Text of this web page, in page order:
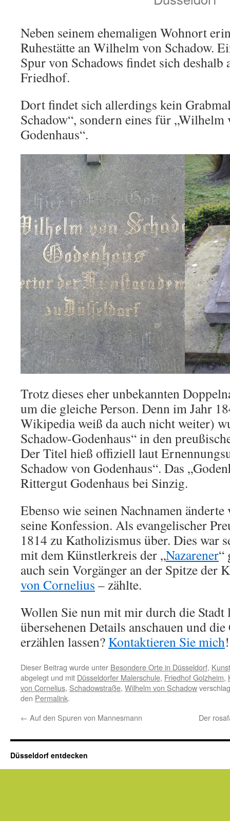
Neben seinem ehemaligen Wohnort
Ruhestätte an Wilhelm von Schadow.
Spur von Schadows findet sich
Friedhof.
Dort findet sich allerdings kein
Schadow“, sondern eines für „Wilhelm
Godenhaus“.
Trotz dieses eher unbekannten
um die gleiche Person. Denn im Jahr
Wikipedia weiß da auch nicht weiter)
Schadow-Godenhaus“ in den
Der Titel hieß offiziell laut
Schadow von Godenhaus“. Das
Rittergut Godenhaus bei Sinzig.
Ebenso wie seinen Nachnamen
seine Konfession. Als evangelischer
1814 zu Katholizismus über. Dies war
mit dem Künstlerkreis der „Nazarener“
auch sein Vorgänger an der Spitze der
von Cornelius – zählte.
Wollen Sie nun mit mir durch die
übersehenen Details anschauen und
erzählen lassen? Kontaktieren Sie mich!
Dieser Beitrag wurde unter Besondere Orte in Düsseldorf,
abgelegt und mit Düsseldorfer Malerschule, Friedhof Golzheim,
von Cornelius, Schadowstraße, Wilhelm von Schadow
den Permalink.
← Auf den Spuren von Mannesmann Der
Düsseldorf entdecken